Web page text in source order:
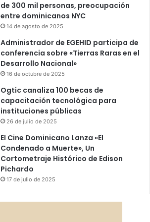
de 300 mil personas, preocupación
entre dominicanos NYC
14 de agosto de 2025
Administrador de EGEHID participa de
conferencia sobre «Tierras Raras en el
Desarrollo Nacional»
16 de octubre de 2025
Ogtic canaliza 100 becas de
capacitación tecnológica para
instituciones públicas
26 de julio de 2025
El Cine Dominicano Lanza «El
Condenado a Muerte», Un
Cortometraje Histórico de Edison
Pichardo
17 de julio de 2025